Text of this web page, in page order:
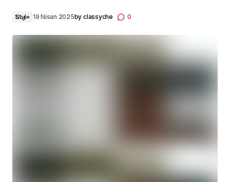
Style 19 Nisan 2025by classyche 0